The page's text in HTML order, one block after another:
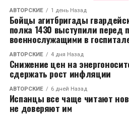
АВТОРСКИЕ 1 день Назад
Бойцы агитбригады
полка 1430 выступили перед
военнослужащими в
АВТОРСКИЕ 4 дня Назад
Снижение цен на
сдержать рост инфляции
АВТОРСКИЕ 6 дней Назад
Испанцы все чаще читают
не доверяют им